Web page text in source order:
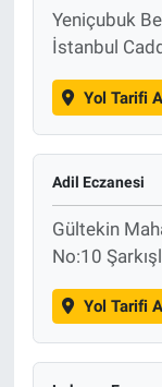
Yeniçubuk
İstanbul
Yol Tarifi
Adil Eczanesi
Gültekin
No:10
Yol Tarifi